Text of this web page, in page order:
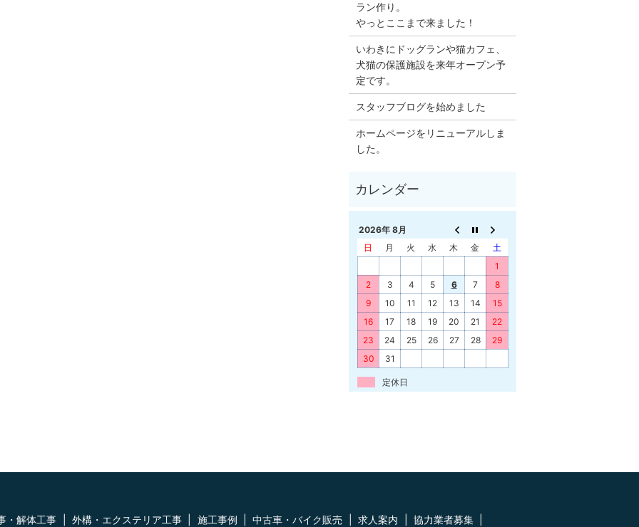
ラン作り。
やっとここまで来ました！
いわきにドッグランや猫カフェ、
犬猫の保護施設を来年オープン予
定です。
スタッフブログを始めました
ホームページをリニューアルしま
した。
2026年 8月
日
月 火 水 木 金
土
1
2
3 4 5 6 7
8
9
10 11 12 13 14
15
16
17 18 19 20 21
22
23
24 25 26 27 28
29
30
31
定休日
・解体工事 外構・エクステリア工事 施工事例 中古車・バイク販売 求人案内 協力業者募集